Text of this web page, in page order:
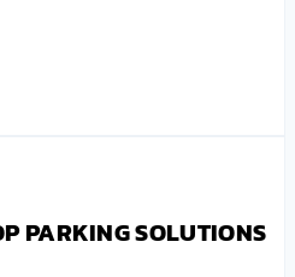
PARKING SOLUTIONS